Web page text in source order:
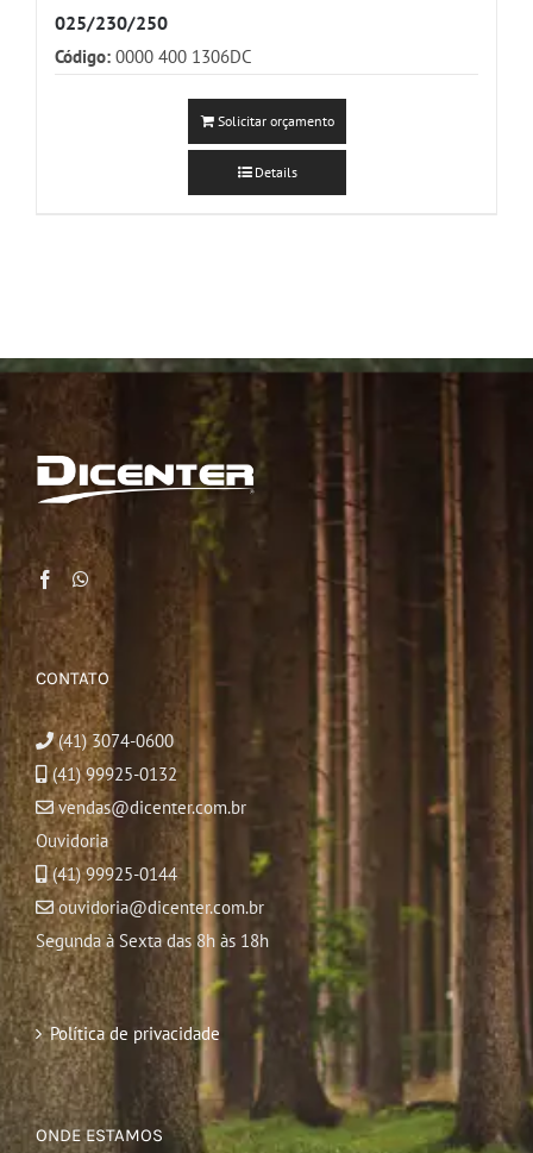
025/230/250
Código: 0000 400 1306DC
Solicitar orçamento
Details
CONTATO
(41) 3074-0600
(41) 99925-0132
vendas@dicenter.com.br
Ouvidoria
(41) 99925-0144
ouvidoria@dicenter.com.br
Segunda à Sexta das 8h às 18h
Política de privacidade
ONDE ESTAMOS